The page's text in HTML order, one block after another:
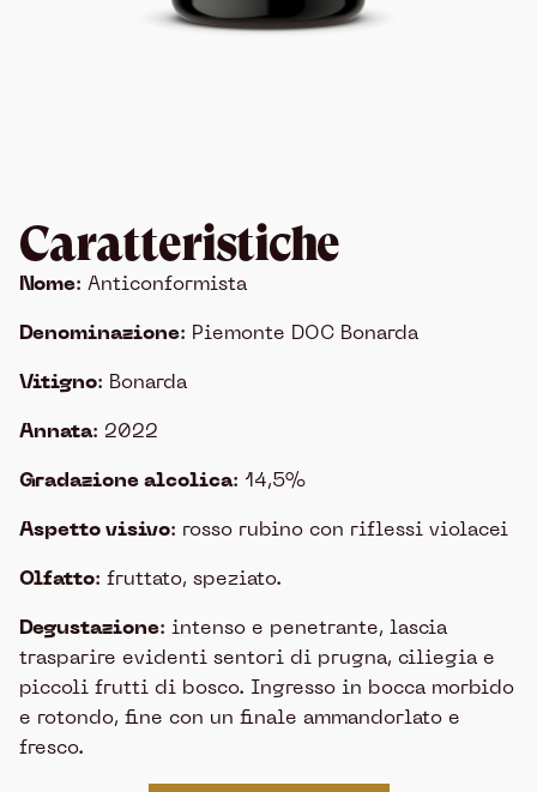
Caratteristiche
Nome: Anticonformista
Denominazione: Piemonte DOC Bonarda
Vitigno: Bonarda
Annata: 2022
Gradazione alcolica: 14,5%
Aspetto visivo: rosso rubino con riflessi violacei
Olfatto: fruttato, speziato.
Degustazione: intenso e penetrante, lascia
trasparire evidenti sentori di prugna, ciliegia e
piccoli frutti di bosco. Ingresso in bocca morbido
e rotondo, fine con un finale ammandorlato e
fresco.